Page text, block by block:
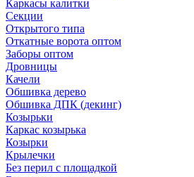
Каркасы калитки
Секции
Открытого типа
Откатные ворота оптом
Заборы оптом
Дровницы
Качели
Обшивка дерево
Обшивка ДПК (декинг)
Козырьки
Каркас козырька
Козырки
Крылечки
Без перил с площадкой